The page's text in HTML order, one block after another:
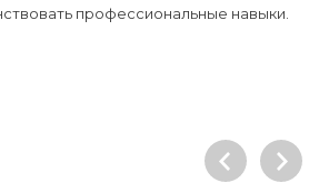
профессиональные навыки.